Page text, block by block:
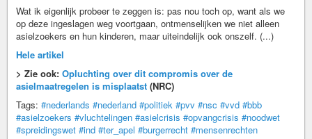
Wat ik eigenlijk probeer te zeggen is: pas nou toch op, want als we
op deze ingeslagen weg voortgaan, ontmenselijken we niet alleen
asielzoekers en hun kinderen, maar uiteindelijk ook onszelf. (...)
Hele artikel
> Zie ook: Opluchting over dit compromis over de
asielmaatregelen is misplaatst (NRC)
Tags: #nederlands #nederland #politiek #pvv #nsc #vvd #bbb
#asielzoekers #vluchtelingen #asielcrisis #opvangcrisis #noodwet
#spreidingswet #ind #ter_apel #burgerrecht #mensenrechten